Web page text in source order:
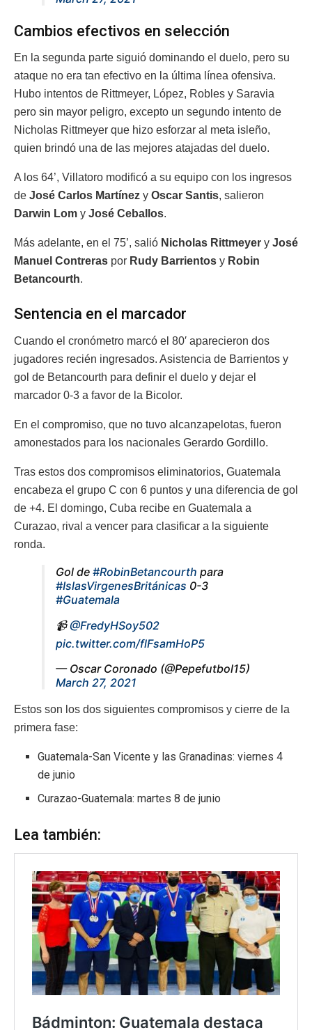
Cambios efectivos en selección
En la segunda parte siguió dominando el duelo, pero su
ataque no era tan efectivo en la última línea ofensiva.
Hubo intentos de Rittmeyer, López, Robles y Saravia
pero sin mayor peligro, excepto un segundo intento de
Nicholas Rittmeyer que hizo esforzar al meta isleño,
quien brindó una de las mejores atajadas del duelo.
A los 64’, Villatoro modificó a su equipo con los ingresos
de José Carlos Martínez y Oscar Santis, salieron
Darwin Lom y José Ceballos.
Más adelante, en el 75’, salió Nicholas Rittmeyer y José
Manuel Contreras por Rudy Barrientos y Robin
Betancourth.
Sentencia en el marcador
Cuando el cronómetro marcó el 80′ aparecieron dos
jugadores recién ingresados. Asistencia de Barrientos y
gol de Betancourth para definir el duelo y dejar el
marcador 0-3 a favor de la Bicolor.
En el compromiso, que no tuvo alcanzapelotas, fueron
amonestados para los nacionales Gerardo Gordillo.
Tras estos dos compromisos eliminatorios, Guatemala
encabeza el grupo C con 6 puntos y una diferencia de gol
de +4. El domingo, Cuba recibe en Guatemala a
Curazao, rival a vencer para clasificar a la siguiente
ronda.
Gol de #RobinBetancourth para
#IslasVirgenesBritánicas 0-3
#Guatemala
📹@FredyHSoy502
pic.twitter.com/flFsamHoP5
— Oscar Coronado (@Pepefutbol15)
March 27, 2021
Estos son los dos siguientes compromisos y cierre de la
primera fase:
Guatemala-San Vicente y las Granadinas: viernes 4
de junio
Curazao-Guatemala: martes 8 de junio
Lea también: